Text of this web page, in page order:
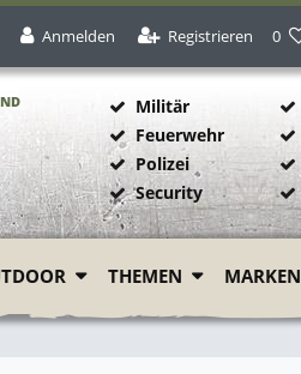
Anmelden Registrieren 0
Militär
Feuerwehr
Polizei
Security
THEMEN MARKEN